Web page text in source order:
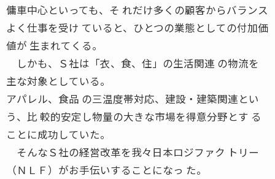
傭車中心といっても、そ れだけ多くの顧客からバランス
よく仕事を受け ていると、ひとつの業態としての付加価
値が 生まれてくる。
しかも、Ｓ社は「衣、食、住」の生活関連 の物流を
主な対象としている。
アパレル、食品 の三温度帯対応、建設・建築関連とい
う、比 較的安定し物量の大きな市場を得意分野とす る
ことに成功していた。
そんなＳ社の経営改革を我々日本ロジファク トリー
（ＮＬＦ）がお手伝いすることになっ た。